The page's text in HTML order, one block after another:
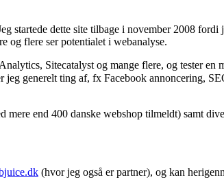
startede dette site tilbage i november 2008
og flere ser potentialet i webanalyse.
Sitecatalyst og mange flere, og tester en
jeg generelt ting af, fx Facebook annoncering,
mere end 400 danske webshop tilmeldt) samt
(hvor jeg også er partner), og kan